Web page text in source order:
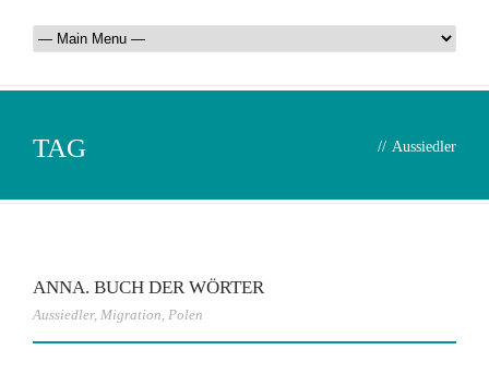
TAG // Aussiedler
ANNA. BUCH DER WÖRTER
Aussiedler, Migration, Polen